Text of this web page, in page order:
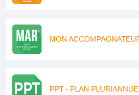
MON
PPT - PLAN